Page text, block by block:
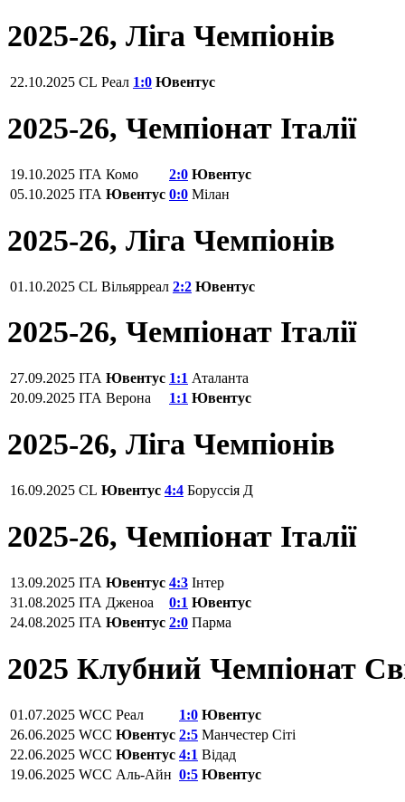
2025-26, Ліга Чемпіонів
22.10.2025 CL Реал 1:0 Ювентус
2025-26, Чемпіонат Італії
19.10.2025 ITA Комо 2:0 Ювентус
05.10.2025 ITA Ювентус 0:0 Мілан
2025-26, Ліга Чемпіонів
01.10.2025 CL Вільярреал 2:2 Ювентус
2025-26, Чемпіонат Італії
27.09.2025 ITA Ювентус 1:1 Аталанта
20.09.2025 ITA Верона 1:1 Ювентус
2025-26, Ліга Чемпіонів
16.09.2025 CL Ювентус 4:4 Боруссія Д
2025-26, Чемпіонат Італії
13.09.2025 ITA Ювентус 4:3 Інтер
31.08.2025 ITA Дженоа 0:1 Ювентус
24.08.2025 ITA Ювентус 2:0 Парма
2025 Клубний Чемпіонат
01.07.2025 WCC Реал 1:0 Ювентус
26.06.2025 WCC Ювентус 2:5 Манчестер Сіті
22.06.2025 WCC Ювентус 4:1 Відад
19.06.2025 WCC Аль-Айн 0:5 Ювентус